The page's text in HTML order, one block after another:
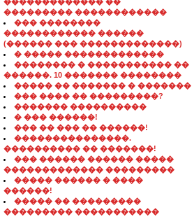
��������� ������������
��� ��������
������������ ������
(������ ��� �������������)
� ����� �������������
�������� � ����������� ��
������. 10 ������� ��������
����� �� ������� � �������
��� ���� �� ���������?
������� ����������
� ��� ������!
��� �� ��� �� ������!
���������������.
���������� �� �������!
��� ������ ������ �����
������������� ���������
����� ������ � ����
������!
����� �� ���������
��������� �����������